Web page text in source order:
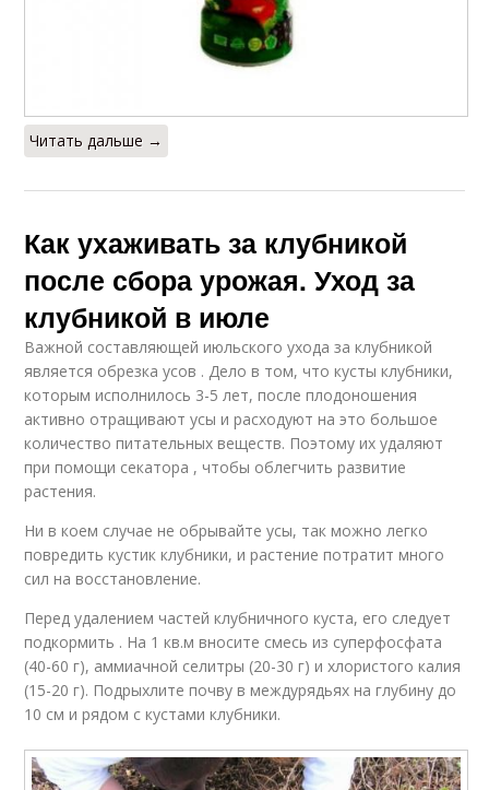
Читать дальше →
Как ухаживать за клубникой
после сбора урожая. Уход за
клубникой в июле
Важной составляющей июльского ухода за клубникой
является обрезка усов . Дело в том, что кусты клубники,
которым исполнилось 3-5 лет, после плодоношения
активно отращивают усы и расходуют на это большое
количество питательных веществ. Поэтому их удаляют
при помощи секатора , чтобы облегчить развитие
растения.
Ни в коем случае не обрывайте усы, так можно легко
повредить кустик клубники, и растение потратит много
сил на восстановление.
Перед удалением частей клубничного куста, его следует
подкормить . На 1 кв.м вносите смесь из суперфосфата
(40-60 г), аммиачной селитры (20-30 г) и хлористого калия
(15-20 г). Подрыхлите почву в междурядьях на глубину до
10 см и рядом с кустами клубники.